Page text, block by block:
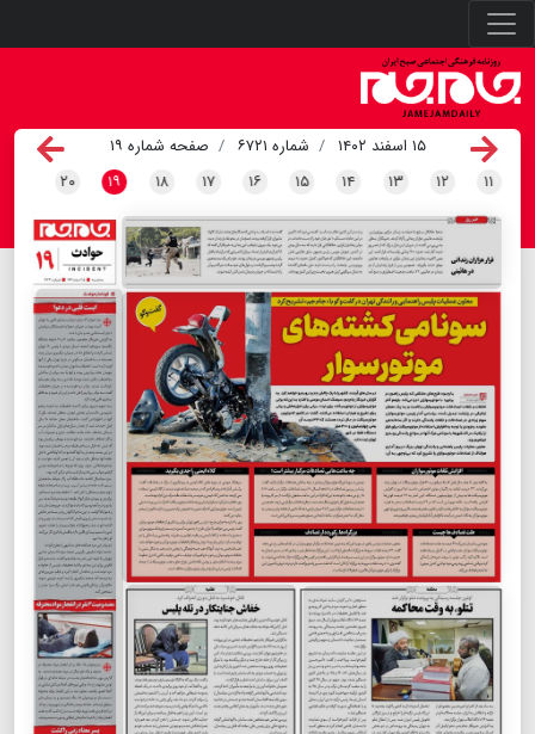
۱۵ اسفند ۱۴۰۲ شماره ۶۷۲۱
صفحه شماره ۱۹
۱۱ ۱۲ ۱۳ ۱۴ ۱۵ ۱۶ ۱۷ ۱۸ ۱۹ ۲۰